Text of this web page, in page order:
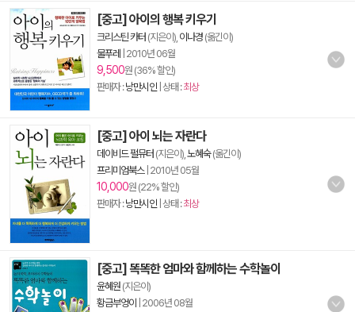
[중고] 아이의 행복 키우기
크리스틴 카터 (지은이), 이나경 (옮긴이)
물푸레
2010년 06월
9,500원 (36% 할인)
판매자 :낭만시인 | 상태 :최상
[중고] 아이 뇌는 자란다
데이비드 펄뮤터 (지은이), 노혜숙(옮긴이)
프리미엄북스| 2010년 05월
10,000원 (22% 할인)
판매자 :낭만시인 | 상태 :최상
[중고] 똑똑한 엄마와 함께하는 수학놀이
윤혜원 (지은이)
황금부엉이
2006년 08월